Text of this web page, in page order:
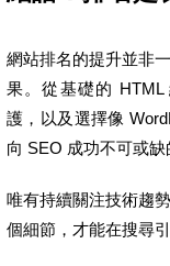
網站排名的提升並非
果。從基礎的
護，以及選擇像
向 SEO 成功不可或缺
唯有持續關注技術趨
個細節，才能在搜尋